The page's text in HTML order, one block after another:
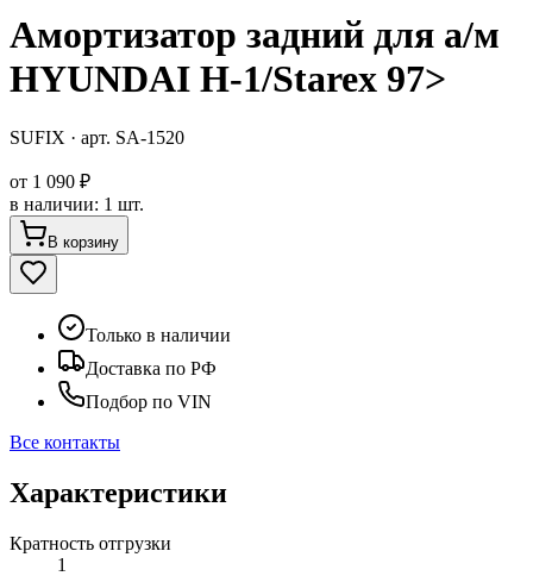
Амортизатор задний для а/м
HYUNDAI H-1/Starex 97>
SUFIX · арт. SA-1520
от 1 090 ₽
в наличии: 1 шт.
В корзину
Только в наличии
Доставка по РФ
Подбор по VIN
Все контакты
Характеристики
Кратность отгрузки
1